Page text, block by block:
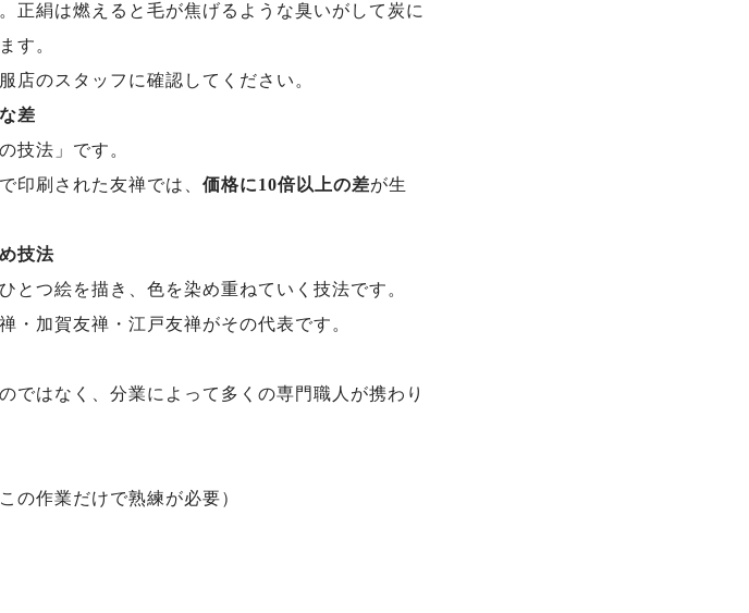
正絹は燃えると毛が焦げるような臭いがして炭に
す。
店のスタッフに確認してください。
差
技法」です。
印刷された友禅では、 価格に10倍以上の差が生
技法
とつ絵を描き、色を染め重ねていく技法です。
・加賀友禅・江戸友禅がその代表です。
ではなく、分業によって多くの専門職人が携わり
の作業だけで熟練が必要）